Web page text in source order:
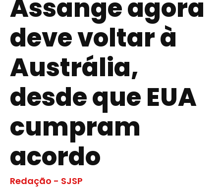
Assange agora
deve voltar à
Austrália,
desde que EUA
cumpram
acordo
Redação - SJSP